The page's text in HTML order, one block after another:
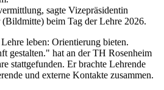
sagte Vizepräsidentin
beim Tag der Lehre 2026.
leben: Orientierung bieten.
gestalten." hat an der TH Rosenheim
stattgefunden. Er brachte Lehrende
und externe Kontakte zusammen.